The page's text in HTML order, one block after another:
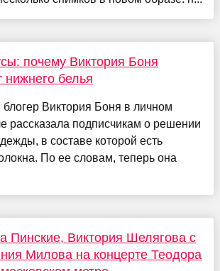
почему Виктория Боня
нижнего белья
Виктория Боня в личном
рассказала подписчикам о решении
в составе которой есть
По ее словам, теперь она
Пинские, Виктория Шелягова с
Милова на концерте Теодора